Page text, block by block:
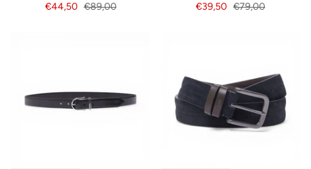
€44,50 €89,00
€39,50 €79,00